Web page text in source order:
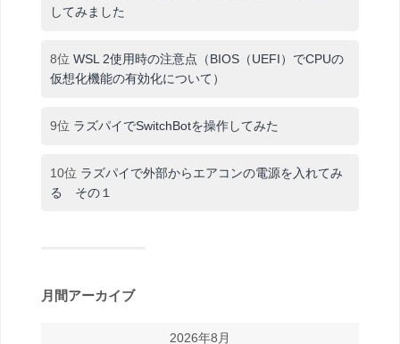
してみました
8位 WSL 2使用時の注意点（BIOS（UEFI）でCPUの
仮想化機能の有効化について）
9位 ラズパイでSwitchBotを操作してみた
10位 ラズパイで外部からエアコンの電源を入れてみ
る その１
月間アーカイブ
2026年8月